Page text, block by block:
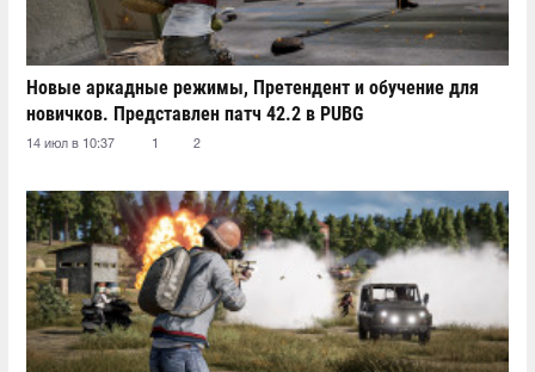
Новые аркадные режимы, Претендент и обучение для
новичков. Представлен патч 42.2 в PUBG
14 июл в 10:37 1 2